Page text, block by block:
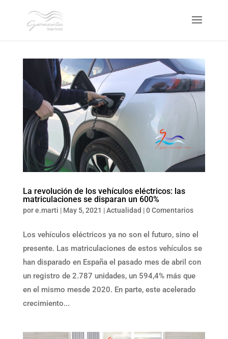
La revolución de los vehículos eléctricos: las
matriculaciones se disparan un 600%
pore.marti | May 5, 2021 |Actualidad |0 Comentarios
Los vehículos eléctricos ya no son el futuro, sino el
presente. Las matriculaciones de estos vehículos se
han disparado en España el pasado mes de abril con
un registro de 2.787 unidades, un 594,4% más que
en el mismo mesde 2020. En parte, este acelerado
crecimiento...